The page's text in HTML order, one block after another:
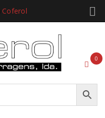
Coferol
0